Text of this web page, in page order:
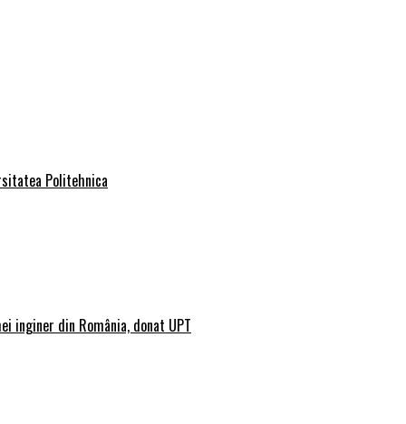
Politehnica
inginer din România, donat UPT